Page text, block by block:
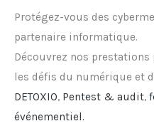
Protégez-vous des
partenaire informatique.
Découvrez nos
les défis du numérique et
DETOXIO, Pentest & audit,
événementiel.